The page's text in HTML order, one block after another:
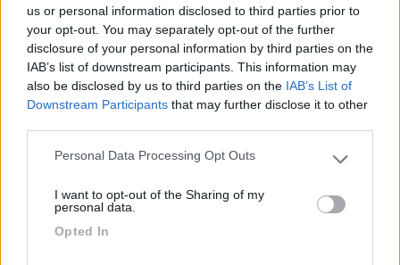
us or personal information disclosed to third parties prior to
your opt-out. You may separately opt-out of the further
disclosure of your personal information by third parties on the
IAB’s list of downstream participants. This information may
also be disclosed by us to third parties on the IAB’s List of
Downstream Participants that may further disclose it to other
Please note that this website/app uses one or more Google
not limited to your visit or usage behaviour. You may click to
grant or deny consent to Google and its third-party tags to
use your data for below specified purposes in below Google
Personal Data Processing Opt Outs
I want to opt-out of the Sharing of my
personal data.
Opted In
A poche centinaia di metri dal centro, punto sosta
asfalt...
Abetone (PT) - 5.9km
Via dell'Uccelliera